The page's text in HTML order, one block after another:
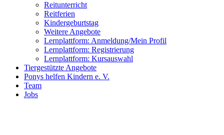
Reitunterricht
Reitferien
Kindergeburtstag
Weitere Angebote
Lernplattform: Anmeldung/Mein Profil
Lernplattform: Registrierung
Lernplattform: Kursauswahl
Tiergestützte Angebote
Ponys helfen Kindern e. V.
Team
Jobs